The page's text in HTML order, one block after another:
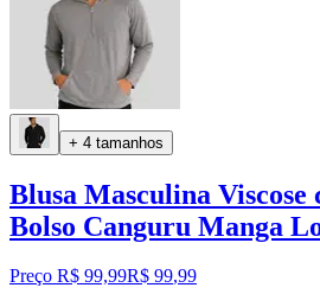
+ 4 tamanhos
Blusa Masculina Viscose
Bolso Canguru Manga
Preço R$ 99,99R$ 99,99